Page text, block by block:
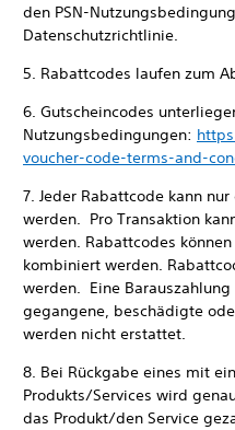
den PSN-
Datenschutzrichtlinie.
5. Rabattcodes laufen zum
6. Gutscheincodes
Nutzungsbedingungen:
voucher-code-terms-and-
7. Jeder Rabattcode kann
werden. Pro Transaktion
werden. Rabattcodes
kombiniert werden.
werden. Eine
gegangene, beschädigte
werden nicht erstattet.
8. Bei Rückgabe eines mit
Produkts/Services wird
das Produkt/den Service